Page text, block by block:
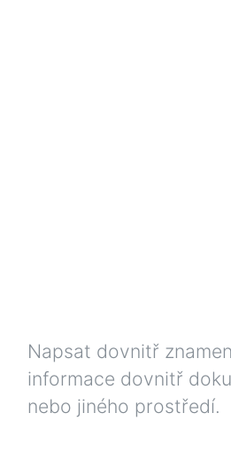
Napsat dovnitř
informace dovnitř
nebo jiného prostředí.